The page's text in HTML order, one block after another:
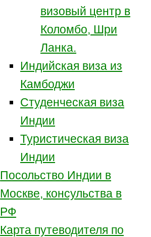
визовый центр в
Коломбо, Шри
Ланка.
Индийская виза из
Камбоджи
Студенческая виза
Индии
Туристическая виза
Индии
Посольство Индии в
Москве, консульства в
РФ
Карта путеводителя по